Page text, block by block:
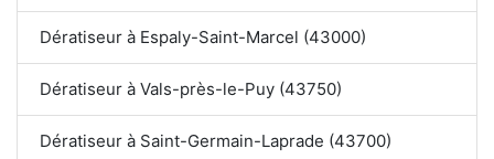
Dératiseur à Espaly-Saint-Marcel (43000)
Dératiseur à Vals-près-le-Puy (43750)
Dératiseur à Saint-Germain-Laprade (43700)